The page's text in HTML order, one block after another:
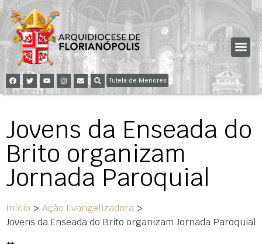
Tutela de Menores
Jovens da Enseada do
Brito organizam
Jornada Paroquial
Início > Ação Evangelizadora >
Jovens da Enseada do Brito organizam Jornada Paroquial